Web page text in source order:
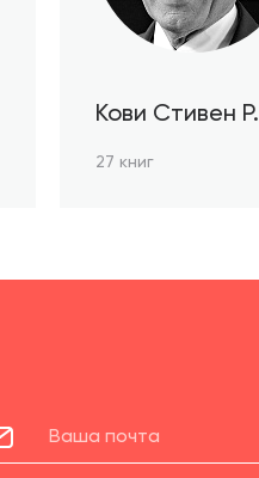
Кови Стивен Р.
27 книг